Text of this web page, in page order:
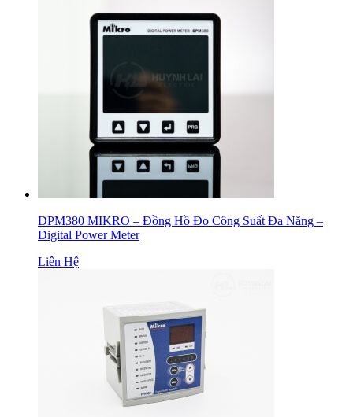
DPM380 MIKRO – Đồng Hồ Đo Công Suất Đa Năng –
Digital Power Meter
Liên Hệ